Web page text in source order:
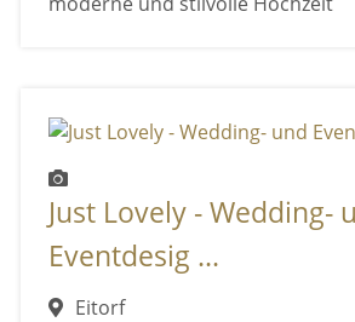
Just Lovely - Wedding-
Eventdesig ...
Eitorf